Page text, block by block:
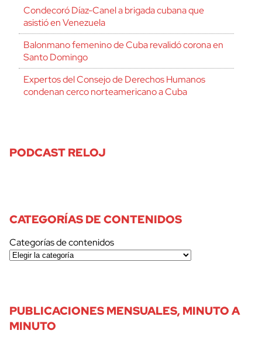
Condecoró Díaz-Canel a brigada cubana que
asistió en Venezuela
Balonmano femenino de Cuba revalidó corona en
Santo Domingo
Expertos del Consejo de Derechos Humanos
condenan cerco norteamericano a Cuba
PODCAST RELOJ
CATEGORÍAS DE CONTENIDOS
Categorías de contenidos
PUBLICACIONES MENSUALES, MINUTO A
MINUTO